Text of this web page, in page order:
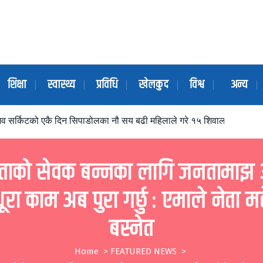
शिक्षा स्वास्थ्य प्रविधि खेलकुद विश्व अन्य
सर्किटको एकै दिन सिपाडोलका नौ सय बढी महिलाले गरे १५ शिवालयको भ्रमण
सेवक बन्नका लागि
काम अब पुरा गर्छु : एमाले नेता
बस्नेत
Home > FEATURED NEWS >